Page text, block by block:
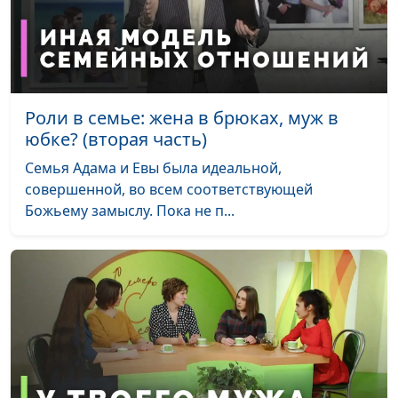
Конфликты в семье
(вторая часть)
Роман Маринин, Ольга
Лебедева, клинический
психолог
#178
Конфликты в семье
(первая часть)
Лебедева, клинический
психолог
Золотая пора брака
Роман Маринин, Ольга
Лебедева, клинический
психолог
Опустевшее гнездо:
когда дети выросли
Роман Маринин, Ольга
Лебедева, клинический
психолог
#175
Самый
благополучный
период брака:
Роман Маринин, Ольга
Лебедева, клинический
психолог
#174
Роли в семье: жена в брюках, муж в
юбке? (вторая часть)
Семья Адама и Евы была идеальной,
совершенной, во всем соответствующей
Божьему замыслу. Пока не п...